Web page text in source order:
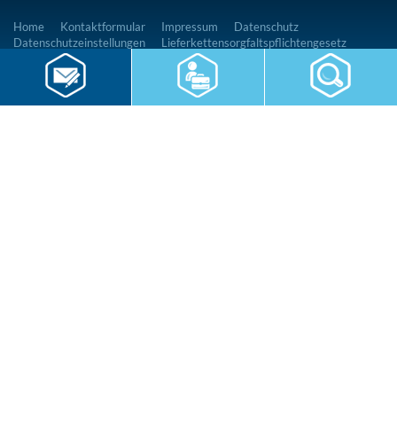
Home Kontaktformular Impressum
Datenschutz
Datenschutzeinstellungen
Lieferkettensorgfaltspflichtengesetz